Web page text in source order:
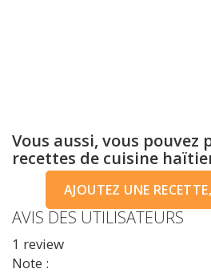
Vous aussi, vous pouvez
recettes de cuisine
AJOUTEZ UNE
AVIS DES UTILISATEURS
1 review
Note :